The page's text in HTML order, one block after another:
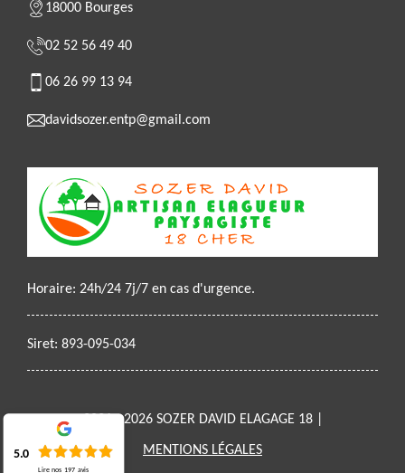
18000 Bourges
02 52 56 49 40
06 26 99 13 94
davidsozer.entp@gmail.com
Horaire: 24h/24 7j/7 en cas d'urgence.
Siret: 893-095-034
2021 - 2026 SOZER DAVID ELAGAGE 18 |
MENTIONS LÉGALES
5.0
Lire nos197 avis